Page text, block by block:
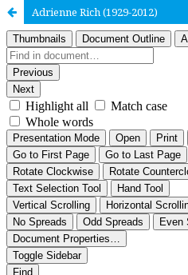
Adrienne Rich (1929-2012)